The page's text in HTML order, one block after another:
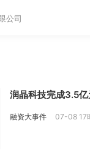
公司
润晶科技完成3.5
融资大事件 07-08 17